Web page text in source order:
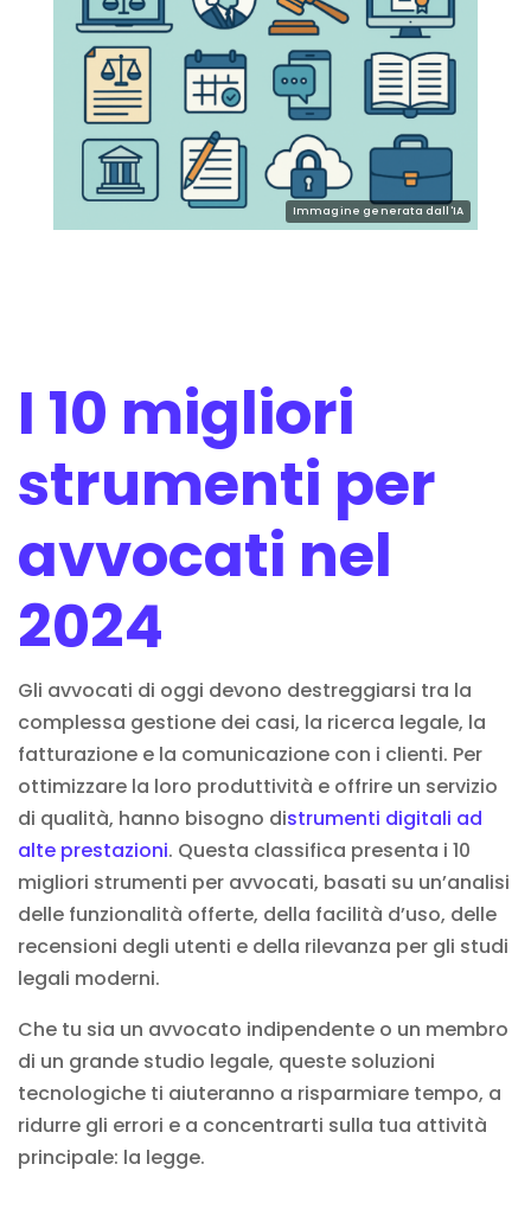
I 10 migliori
strumenti per
avvocati nel
2024
Gli avvocati di oggi devono destreggiarsi tra la
complessa gestione dei casi, la ricerca legale, la
fatturazione e la comunicazione con i clienti. Per
ottimizzare la loro produttività e offrire un servizio
di qualità, hanno bisogno distrumenti digitali ad
alte prestazioni. Questa classifica presenta i 10
migliori strumenti per avvocati, basati su un’analisi
delle funzionalità offerte, della facilità d’uso, delle
recensioni degli utenti e della rilevanza per gli studi
legali moderni.
Che tu sia un avvocato indipendente o un membro
di un grande studio legale, queste soluzioni
tecnologiche ti aiuteranno a risparmiare tempo, a
ridurre gli errori e a concentrarti sulla tua attività
principale: la legge.